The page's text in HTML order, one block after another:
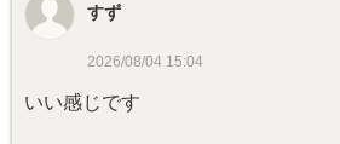
すず
2026/08/04 15:04
いい感じです